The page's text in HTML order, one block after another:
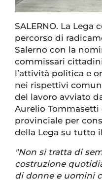
SALERNO. La
percorso di
Salerno con la
commissari
l’attività politica e
nei rispettivi
del lavoro avviato
Aurelio
provinciale per
della Lega su tutto
"Non si tratta di
costruzione
di donne e uomini